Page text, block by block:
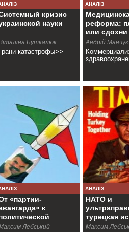
кризис
науки
Буткалюк
Грани катастрофы>>
АНАЛІЗ
реформа:
или сдохни
Андрiй Манчук
«партии-
к
Лебський
АНАЛІЗ
НАТО и
турецкая
Максим